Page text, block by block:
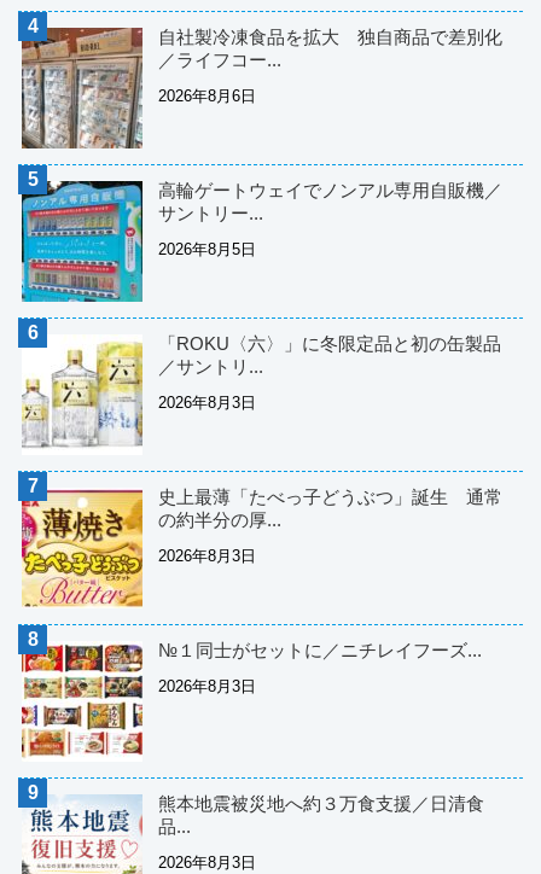
自社製冷凍食品を拡大 独自商品で差別化
／ライフコー...
2026年8月6日
高輪ゲートウェイでノンアル専用自販機／
サントリー...
2026年8月5日
「ROKU〈六〉」に冬限定品と初の缶製品
／サントリ...
2026年8月3日
史上最薄「たべっ子どうぶつ」誕生 通常
の約半分の厚...
2026年8月3日
№１同士がセットに／ニチレイフーズ...
2026年8月3日
熊本地震被災地へ約３万食支援／日清食
品...
2026年8月3日